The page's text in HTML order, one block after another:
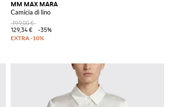
MM MAX MARA
Camicia di lino
199,00 €
129,34 €
-35%